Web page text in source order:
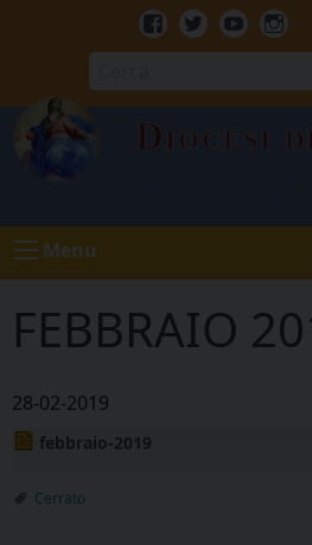
Facebook
TwitterYoutube
Diocesi
Menu
FEBBRAIO
28-02-2019
febbraio-2019
Cerrato